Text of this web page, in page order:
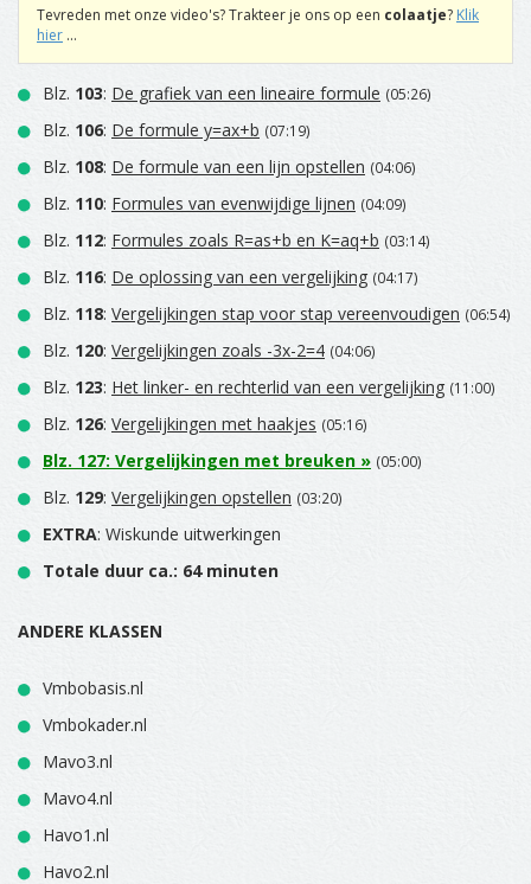
Tevreden met onze video's? Trakteer je ons op een colaatje? Klik
hier ...
Blz. 103: De grafiek van een lineaire formule (05:26)
Blz. 106: De formule y=ax+b (07:19)
Blz. 108: De formule van een lijn opstellen (04:06)
Blz. 110: Formules van evenwijdige lijnen (04:09)
Blz. 112: Formules zoals R=as+b en K=aq+b (03:14)
Blz. 116: De oplossing van een vergelijking (04:17)
Blz. 118: Vergelijkingen stap voor stap vereenvoudigen (06:54)
Blz. 120: Vergelijkingen zoals -3x-2=4 (04:06)
Blz. 123: Het linker- en rechterlid van een vergelijking (11:00)
Blz. 126: Vergelijkingen met haakjes (05:16)
Blz. 127: Vergelijkingen met breuken » (05:00)
Blz. 129: Vergelijkingen opstellen (03:20)
EXTRA: Wiskunde uitwerkingen
Totale duur ca.: 64 minuten
ANDERE KLASSEN
Vmbobasis.nl
Vmbokader.nl
Mavo3.nl
Mavo4.nl
Havo1.nl
Havo2.nl